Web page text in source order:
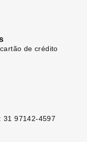
de crédito
31 97142-4597